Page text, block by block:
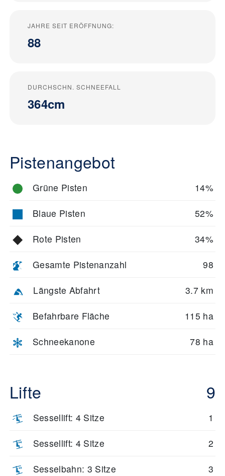
JAHRE SEIT ERÖFFNUNG:
88
DURCHSCHN. SCHNEEFALL
364cm
Pistenangebot
Grüne Pisten 14%
Blaue Pisten 52%
Rote Pisten 34%
Gesamte Pistenanzahl 98
Längste Abfahrt 3.7 km
Befahrbare Fläche 115 ha
Schneekanone 78 ha
Lifte 9
Sessellift: 4 Sitze 1
Sessellift: 4 Sitze 2
Sesselbahn: 3 Sitze 3